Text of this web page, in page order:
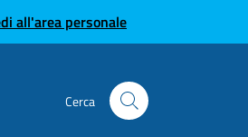
all'area personale
Cerca